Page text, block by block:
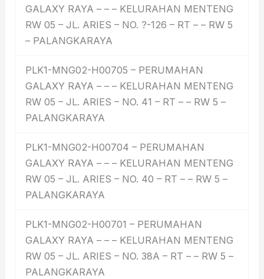
GALAXY RAYA – – – KELURAHAN MENTENG
RW 05 – JL. ARIES – NO. ?-126 – RT – – RW 5
– PALANGKARAYA
PLK1-MNG02-H00705 – PERUMAHAN
GALAXY RAYA – – – KELURAHAN MENTENG
RW 05 – JL. ARIES – NO. 41 – RT – – RW 5 –
PALANGKARAYA
PLK1-MNG02-H00704 – PERUMAHAN
GALAXY RAYA – – – KELURAHAN MENTENG
RW 05 – JL. ARIES – NO. 40 – RT – – RW 5 –
PALANGKARAYA
PLK1-MNG02-H00701 – PERUMAHAN
GALAXY RAYA – – – KELURAHAN MENTENG
RW 05 – JL. ARIES – NO. 38A – RT – – RW 5 –
PALANGKARAYA